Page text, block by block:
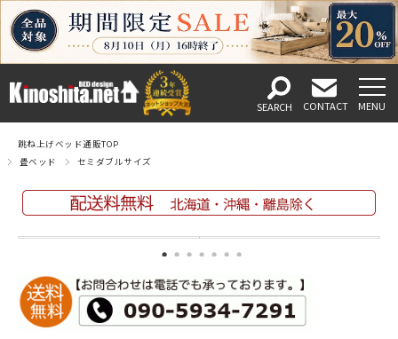
跳ね上げベッド通販TOP
畳ベッド
セミダブルサイズ